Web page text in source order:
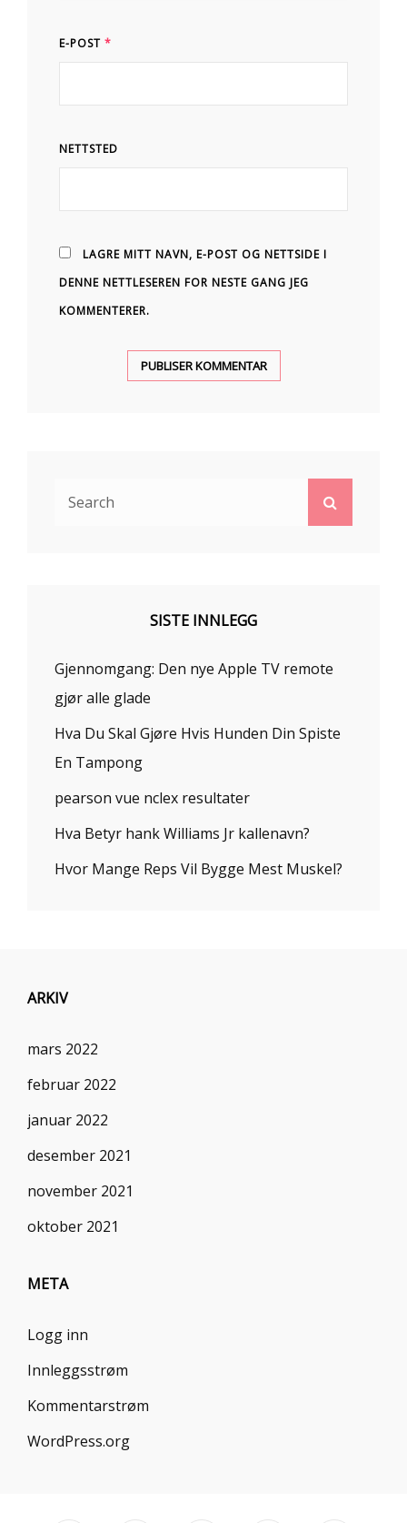
E-POST *
NETTSTED
LAGRE MITT NAVN, E-POST OG NETTSIDE I
DENNE NETTLESEREN FOR NESTE GANG JEG
KOMMENTERER.
SISTE INNLEGG
Gjennomgang: Den nye Apple TV remote
gjør alle glade
Hva Du Skal Gjøre Hvis Hunden Din Spiste
En Tampong
pearson vue nclex resultater
Hva Betyr hank Williams Jr kallenavn?
Hvor Mange Reps Vil Bygge Mest Muskel?
ARKIV
mars 2022
februar 2022
januar 2022
desember 2021
november 2021
oktober 2021
META
Logg inn
Innleggsstrøm
Kommentarstrøm
WordPress.org